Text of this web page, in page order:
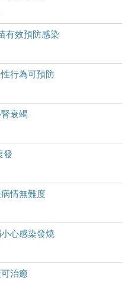
有效預防感染
行為可預防
衰竭
發
情無難度
心感染發燒
治癒